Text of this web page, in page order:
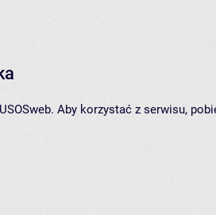
Aby korzystać z serwisu,